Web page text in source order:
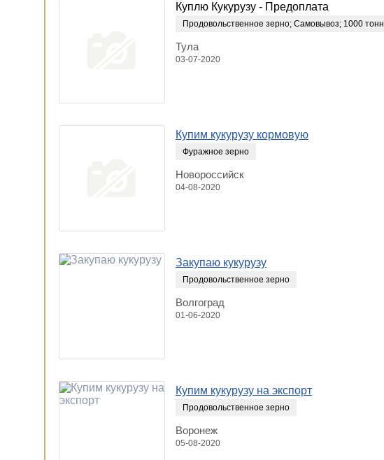
Куплю Кукурузу - Предоплата
Продовольственное зерно; Самовывоз; 1000 тонн
Тула
03-07-2020
Купим кукурузу кормовую
Фуражное зерно
Новороссийск
04-08-2020
Закупаю кукурузу
Продовольственное зерно
Волгоград
01-06-2020
Купим кукурузу на экспорт
Продовольственное зерно
Воронеж
05-08-2020